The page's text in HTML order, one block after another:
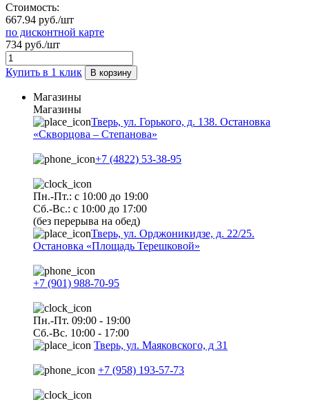
Стоимость:
667.94 руб./шт
по дисконтной карте
734 руб./шт
Купить в 1 клик В корзину
Магазины
Магазины
Тверь, ул. Горького, д. 138. Остановка
«Скворцова – Степанова»
+7 (4822) 53-38-95
Пн.-Пт.: с 10:00 до 19:00
Сб.-Вс.: с 10:00 до 17:00
(без перерыва на обед)
Тверь, ул. Орджоникидзе, д. 22/25.
Остановка «Площадь Терешковой»
+7 (901) 988-70-95
Пн.-Пт. 09:00 - 19:00
Сб.-Вс. 10:00 - 17:00
Тверь, ул. Маяковского, д 31
+7 (958) 193-57-73